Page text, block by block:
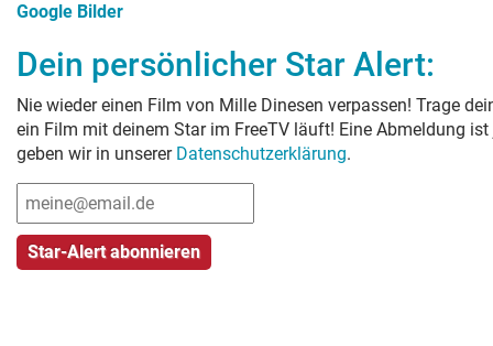
Google Bilder
Dein persönlicher Star Alert:
Nie wieder einen Film von Mille Dinesen verpassen! Trage
ein Film mit deinem Star im FreeTV läuft! Eine Abmeldung
geben wir in unserer Datenschutzerklärung.